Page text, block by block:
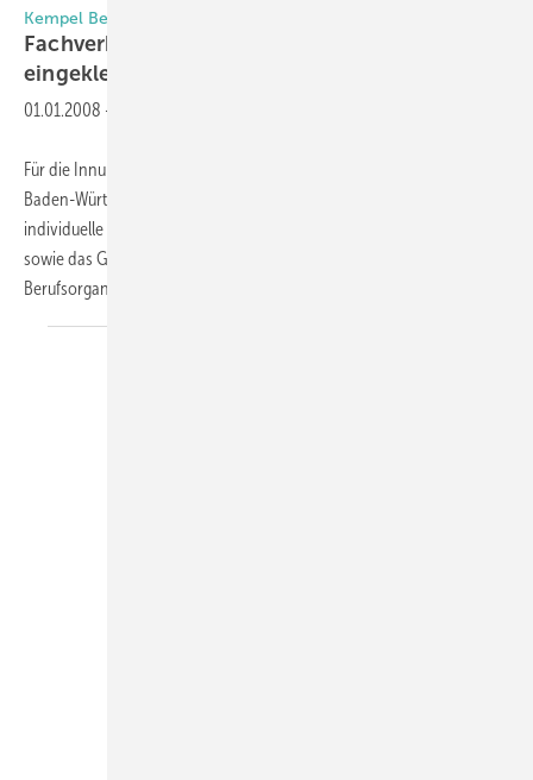
Kempel Berufsbekleidung
Fachverband Baden-Württemberg neu
eingekleidet
01.01.2008 -
Für die Innungsmitglieder des Fachverbands Glas Fenster Fassade
Baden-Württemberg entwickelte der Bekleidungsspezialist jetzt eine
individuelle Kollektion. Sie nimmt die Verbandsfarben Grün und Blau
sowie das GFF-Logo auf und kommuniziert die Zugehörigkeit zu dieser
Berufsorganisation